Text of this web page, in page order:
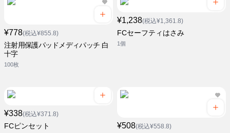
¥778(税込¥855.8)
注射用保護パッドメディパッチ 白
十字
100枚
¥1,238(税込¥1,361.8)
FCセーフティはさみ
1個
¥338(税込¥371.8)
FCピンセット ¥508(税込¥558.8)